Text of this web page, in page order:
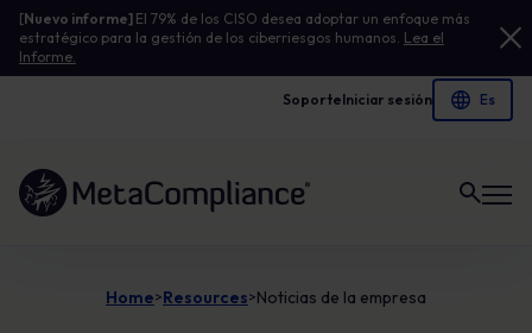
[Nuevo informe] El 79% de los CISO desea adoptar un enfoque más
estratégico para la gestión de los ciberriesgos humanos. Lea el
Informe.
SoporteIniciar sesión
Enlace a la página de inicio
Home>Resources>Noticias de la empresa